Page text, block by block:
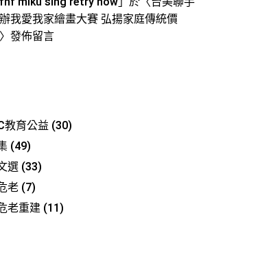
我愛我家繪畫大賽 弘揚家庭傳統價
〉發佈留言
教育公益 (30)
(49)
選 (33)
老 (7)
老重建 (11)